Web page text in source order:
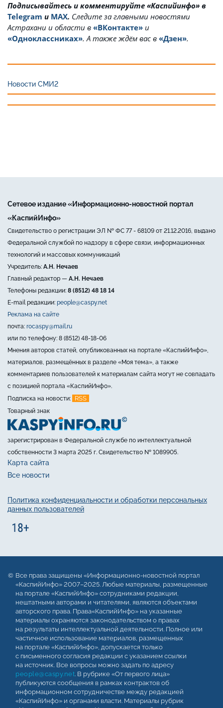
Подписывайтесь и комментируйте «Каспийинфо» в
Telegram и MAX. Cледите за главными новостями
Астрахани и области в «ВКонтакте» и
«Одноклассниках». А также ждём вас в «Дзен».
Новости СМИ2
Сетевое издание «Информационно-новостной портал
«КаспийИнфо»
Свидетельство о регистрации ЭЛ № ФС 77 - 68109 от 21.12.2016, выдано
Федеральной службой по надзору в сфере связи, информационных
технологий и массовых коммуникаций
Учредитель: А.Н. Нечаев
Главный редактор — А.Н. Нечаев
Телефоны редакции: 8 (8512) 48 18 14
E-mail редакции: people@caspy.net
Реклама на сайте
почта: rocaspy@mail.ru
или по телефону: 8 (8512) 48-18-06
Мнения авторов статей, опубликованных на портале «КаспийИнфо»,
материалов, размещённых в разделе «Моя тема», а также
комментариев пользователей к материалам сайта могут не совпадать
с позицией портала «КаспийИнфо».
Подписка на новости:
RSS
Товарный знак
зарегистрирован в Федеральной службе по интеллектуальной
собственности 3 марта 2025 г. Свидетельство № 1089905.
Карта сайта
Все новости
Политика конфиденциальности и обработки персональных
данных пользователей
Все права защищены «Информационно-новостной портал
«КаспийИнфо» 2007–2025. Любые материалы, размещенные
на портале «КаспийИнфо» сотрудниками редакции,
нештатными авторами и читателями, являются объектами
авторского права. Права«КаспийИнфо» на указанные
материалы охраняются законодательством о правах
на результаты интеллектуальной деятельности. Полное или
частичное использование материалов, размещенных
на портале «КаспийИнфо», допускается только
с письменного согласия редакции с указанием ссылки
на источник. Все вопросы можно задать по адресу
people@caspy.net. В рубрике «От первого лица»
публикуются сообщения в рамках контрактов об
информационном сотрудничестве между редакцией
«КаспийИнфо» и органами власти. Материалы рубрик